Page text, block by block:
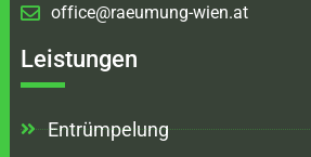
office@raeumung-wien.at
Leistungen
Entrümpelung